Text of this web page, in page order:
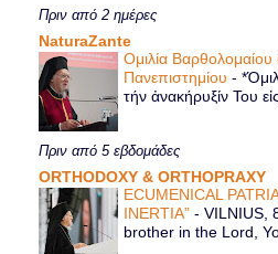
Πριν από 2 ημέρες
NaturaZante
Ομιλία
Πανεπιστημίου-
τήν ἀνακήρυξίν Του
Πριν από 5 εβδομάδες
ORTHODOXY & ORTHOPRAXY
ECUMENICAL
INERTIA”-VILNIUS,
brother in the Lord,